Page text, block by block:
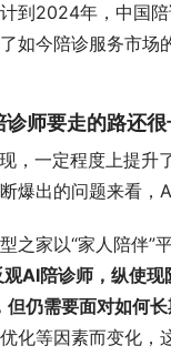
到2024年，中国
如今陪诊服务市场
师要走的路还很
，一定程度上提
爆出的问题来看
之家以“家人陪伴”
观AI陪诊师，纵使现
但仍需要面对如何
化等因素而变化